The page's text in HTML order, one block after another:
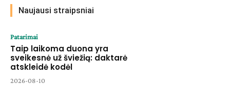
Naujausi straipsniai
Patarimai
Taip laikoma duona yra
sveikesnė už šviežią: daktarė
atskleidė kodėl
2026-08-10